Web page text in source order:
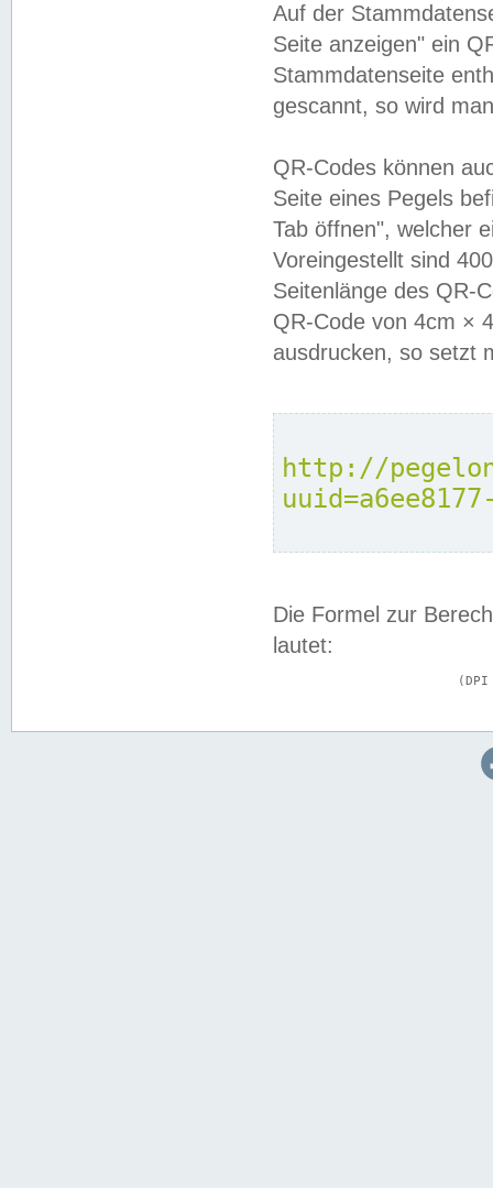
Auf der
Seite anzeigen" ein
Stammdatenseite
gescannt, so wird
QR-Codes können
Seite eines Pegels
Tab öffnen", welcher
Voreingestellt sind
Seitenlänge des QR-
QR-Code von 4cm ×
ausdrucken, so setzt
http://
Die Formel zur
lautet: